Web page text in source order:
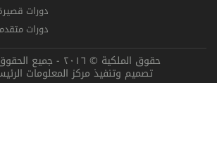
دورات
دورات
حقوق الملكية © ٢٠١٦ - جميع الحقوق محفوظة
تصميم وتنفيذ مركز المعلومات